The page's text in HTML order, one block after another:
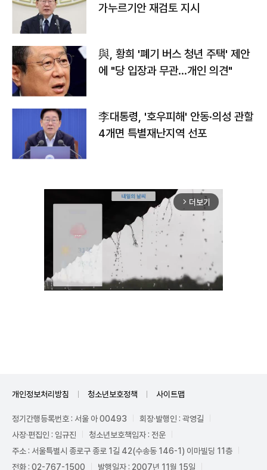
가누르기안 재검토 지시
與, 황희 '폐기 버스 청년 주택' 제안
에 "당 입장과 무관…개인 의견"
李대통령, '호우피해' 안동·의성 관할
4개면 특별재난지역 선포
arrow_forward_ios 더보기
개인정보처리방침 청소년보호정책 사이트맵
정기간행등록번호 : 서울 아 00493
회장·발행인 : 곽영길
사장·편집인 : 임규진
청소년보호책임자 : 전운
주소 : 서울특별시 종로구 종로 1길 42(수송동 146-1) 이마빌딩 11층
전화 : 02-767-1500
발행일자 : 2007년 11월 15일